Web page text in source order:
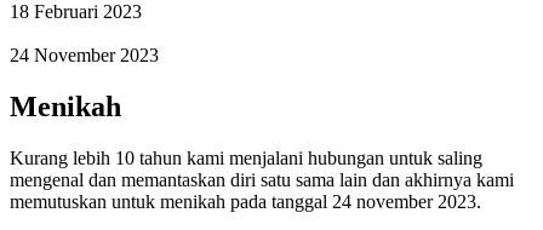
18 Februari 2023
24 November 2023
Menikah
Kurang lebih 10 tahun kami menjalani hubungan untuk saling
mengenal dan memantaskan diri satu sama lain dan akhirnya kami
memutuskan untuk menikah pada tanggal 24 november 2023.